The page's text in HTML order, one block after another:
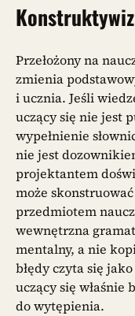
Przełożony na
zmienia
i ucznia. Jeśli
uczący się nie jest
wypełnienie
nie jest
projektantem
może
przedmiotem
wewnętrzna
mentalny, a nie
błędy czyta się
uczący się
do wytępienia.